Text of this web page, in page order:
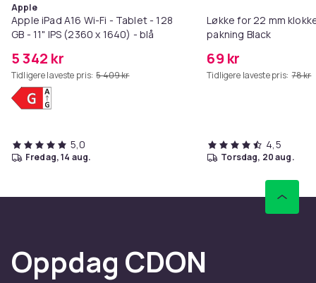
Apple
Apple iPad A16 Wi-Fi - Tablet - 128
GB - 11" IPS (2360 x 1640) - blå
5 342 kr
Tidligere laveste pris: 5 409 kr
5,0
fredag, 14 aug.
Løkke for 22 mm
pakning Black
69 kr
Tidligere laveste pris: 78 kr
4,5
torsdag, 20 aug.
Oppdag CDON